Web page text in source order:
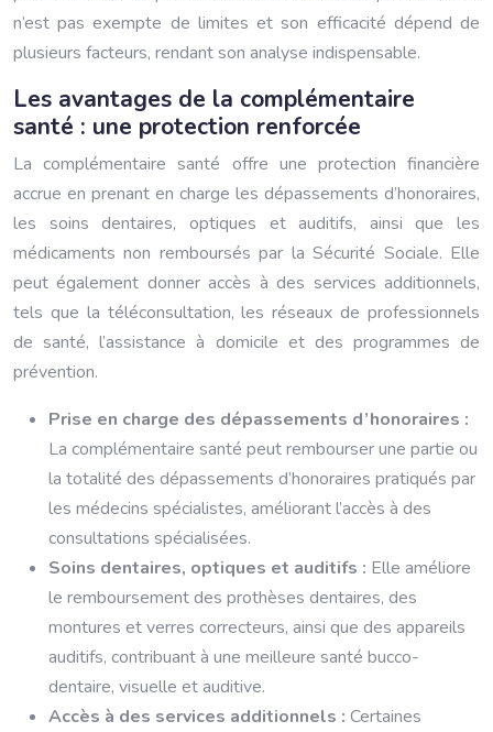
n’est pas exempte de limites et son efficacité dépend de
plusieurs facteurs, rendant son analyse indispensable.
Les avantages de la complémentaire
santé : une protection renforcée
La complémentaire santé offre une protection financière
accrue en prenant en charge les dépassements d’honoraires,
les soins dentaires, optiques et auditifs, ainsi que les
médicaments non remboursés par la Sécurité Sociale. Elle
peut également donner accès à des services additionnels,
tels que la téléconsultation, les réseaux de professionnels
de santé, l’assistance à domicile et des programmes de
prévention.
Prise en charge des dépassements d’honoraires :
La complémentaire santé peut rembourser une partie ou
la totalité des dépassements d’honoraires pratiqués par
les médecins spécialistes, améliorant l’accès à des
consultations spécialisées.
Soins dentaires, optiques et auditifs : Elle améliore
le remboursement des prothèses dentaires, des
montures et verres correcteurs, ainsi que des appareils
auditifs, contribuant à une meilleure santé bucco-
dentaire, visuelle et auditive.
Accès à des services additionnels : Certaines